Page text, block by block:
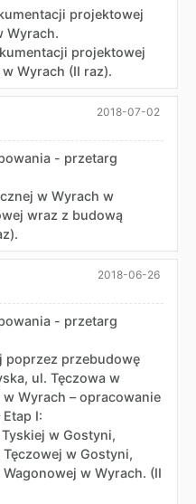
projektowej
Wyrach.
projektowej
Wyrach (II raz).
2018-07-02
- przetarg
w Wyrach w
wraz z budową
2018-06-26
- przetarg
poprzez przebudowę
ul. Tęczowa w
Wyrach – opracowanie
I:
w Gostyni,
w Gostyni,
w Wyrach. (II